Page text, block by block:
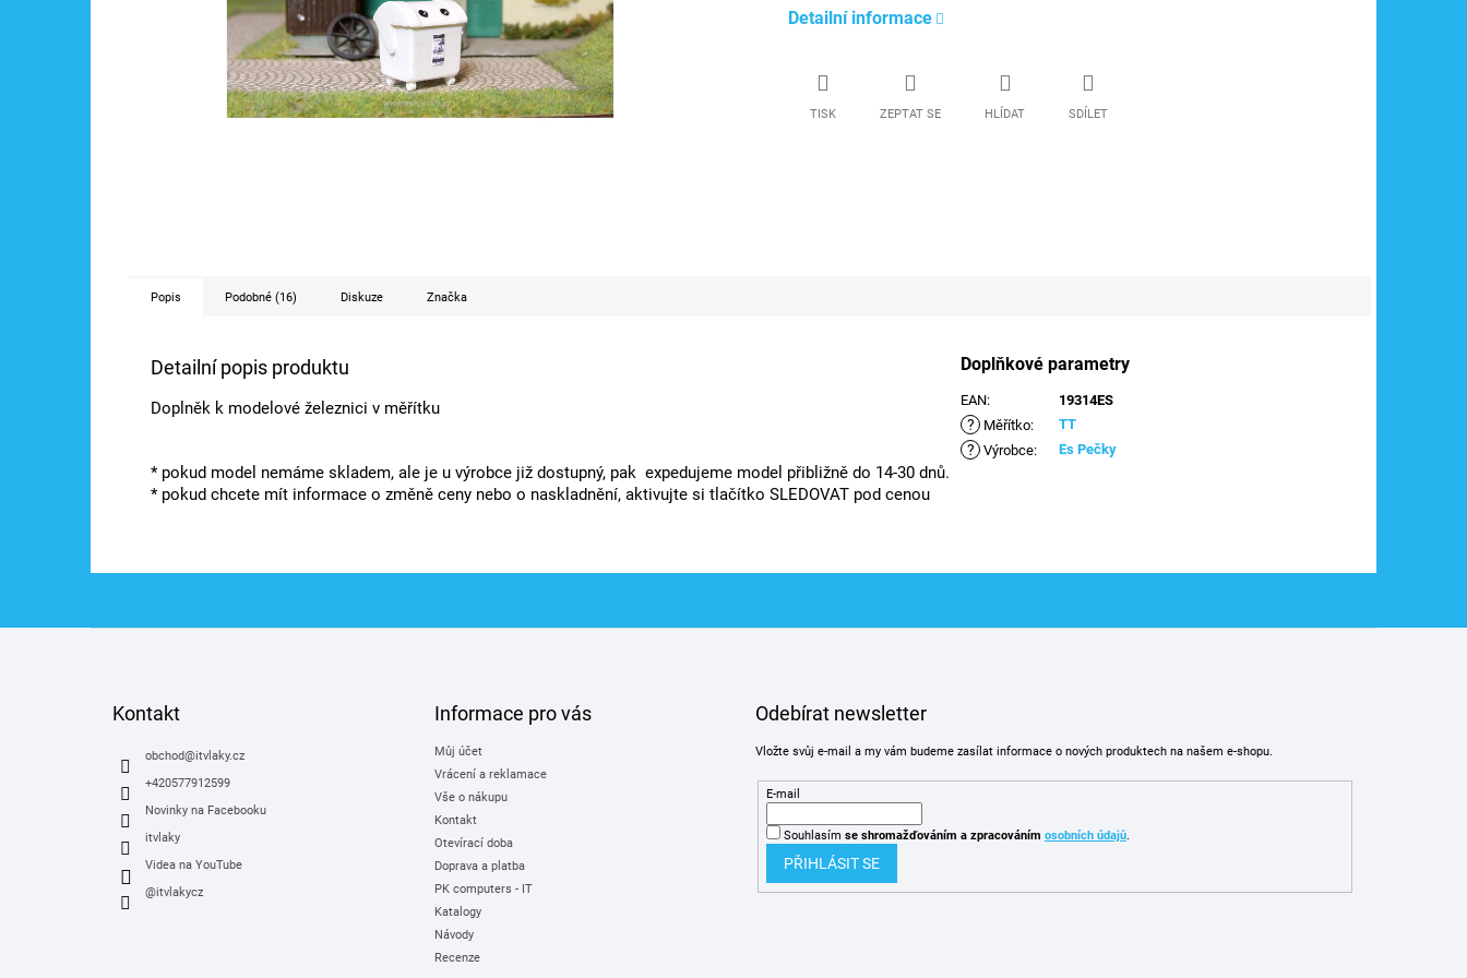
Detailní informace
TISK ZEPTAT SE HLÍDAT SDÍLET
Popis Podobné (16) Diskuze Značka
Detailní popis produktu
Doplněk k modelové železnici v měřítku
* pokud model nemáme skladem, ale je u výrobce již dostupný, pak expedujeme model přibližně do 14-30 dnů.
* pokud chcete mít informace o změně ceny nebo o naskladnění, aktivujte si tlačítko SLEDOVAT pod cenou
Doplňkové parametry
EAN: 19314ES
? Měřítko: TT
? Výrobce: Es Pečky
Kontakt
obchod@itvlaky.cz
+420577912599
Novinky na Facebooku
itvlaky
Videa na YouTube
@itvlakycz
Informace pro vás
Můj účet
Vrácení a reklamace
Vše o nákupu
Kontakt
Otevírací doba
Doprava a platba
PK computers - IT
Katalogy
Návody
Recenze
Odebírat newsletter
Vložte svůj e-mail a my vám budeme zasílat informace o nových produktech na našem e-shopu.
E-mail
Souhlasím se shromažďováním a zpracováním osobních údajů.
PŘIHLÁSIT SE